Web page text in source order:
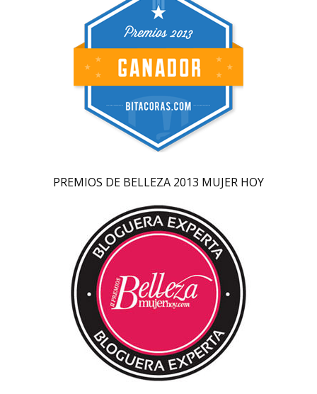
PREMIOS DE BELLEZA 2013 MUJER HOY